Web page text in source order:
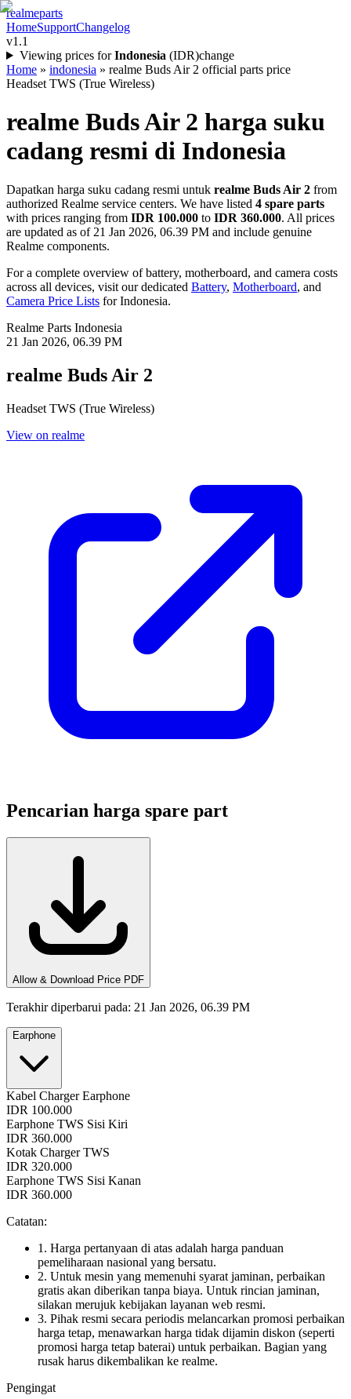
realmeparts
HomeSupportChangelog
v1.1
Viewing prices for Indonesia (IDR)change
Home » indonesia » realme Buds Air 2 official parts price
Headset TWS (True Wireless)
realme Buds Air 2 harga suku
cadang resmi di Indonesia
Dapatkan harga suku cadang resmi untuk realme Buds Air 2 from
authorized Realme service centers. We have listed 4 spare parts
with prices ranging from IDR 100.000 to IDR 360.000. All prices
are updated as of 21 Jan 2026, 06.39 PM and include genuine
Realme components.
For a complete overview of battery, motherboard, and camera costs
across all devices, visit our dedicated Battery, Motherboard, and
Camera Price Lists forIndonesia.
Realme Parts Indonesia
21 Jan 2026, 06.39 PM
realme Buds Air 2
Headset TWS (True Wireless)
View on realme
Pencarian harga spare part
Allow & Download Price PDF
Terakhir diperbarui pada: 21 Jan 2026, 06.39 PM
Earphone
Kabel Charger Earphone
IDR 100.000
Earphone TWS Sisi Kiri
IDR 360.000
Kotak Charger TWS
IDR 320.000
Earphone TWS Sisi Kanan
IDR 360.000
Catatan:
1. Harga pertanyaan di atas adalah harga panduan
pemeliharaan nasional yang bersatu.
2. Untuk mesin yang memenuhi syarat jaminan, perbaikan
gratis akan diberikan tanpa biaya. Untuk rincian jaminan,
silakan merujuk kebijakan layanan web resmi.
3. Pihak resmi secara periodis melancarkan promosi perbaikan
harga tetap, menawarkan harga tidak dijamin diskon (seperti
promosi harga tetap baterai) untuk perbaikan. Bagian yang
rusak harus dikembalikan ke realme.
Pengingat